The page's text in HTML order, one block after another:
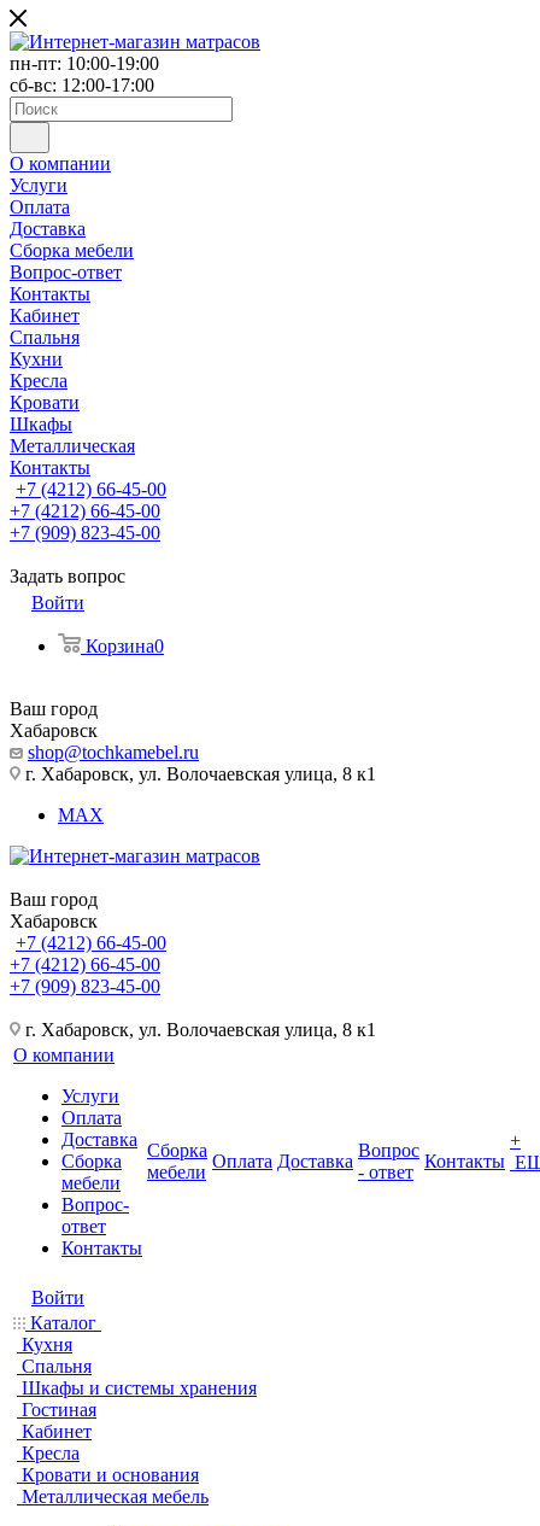
пн-пт: 10:00-19:00
сб-вс: 12:00-17:00
О компании
Услуги
Оплата
Доставка
Сборка мебели
Вопрос-ответ
Контакты
Кабинет
Спальня
Кухни
Кресла
Кровати
Шкафы
Металлическая
Контакты
+7 (4212) 66-45-00
+7 (4212) 66-45-00
+7 (909) 823-45-00
Задать вопрос
Войти
Корзина0
Ваш город
Хабаровск
shop@tochkamebel.ru
г. Хабаровск, ул. Волочаевская улица, 8 к1
MAX
Ваш город
Хабаровск
+7 (4212) 66-45-00
+7 (4212) 66-45-00
+7 (909) 823-45-00
г. Хабаровск, ул. Волочаевская улица, 8 к1
О компании
Услуги
Оплата
Доставка
Сборка
мебели
Вопрос-
ответ
Контакты
Сборка
мебели
Оплата Доставка
Вопрос
- ответ
Контакты
+
Войти
Каталог
Кухня
Спальня
Шкафы и системы хранения
Гостиная
Кабинет
Кресла
Кровати и основания
Металлическая мебель